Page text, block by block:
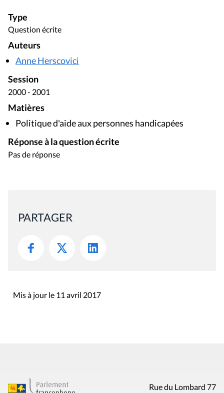
Type
Question écrite
Auteurs
Anne Herscovici
Session
2000 - 2001
Matières
Politique d'aide aux personnes handicapées
Réponse à la question écrite
Pas de réponse
PARTAGER
Mis à jour le 11 avril 2017
Rue du Lombard 77